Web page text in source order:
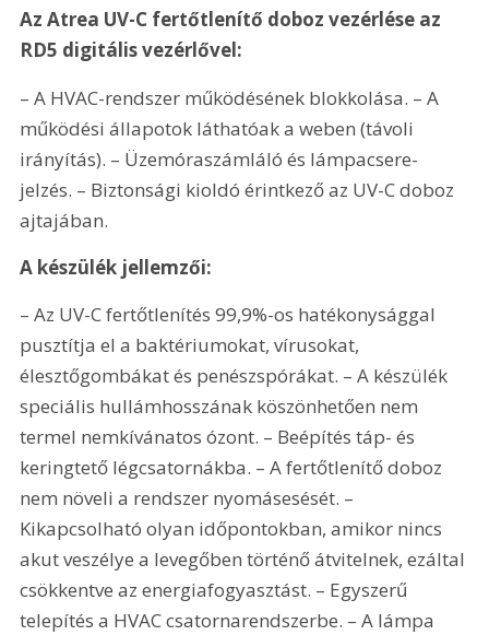
Az Atrea UV-C fertőtlenítő doboz vezérlése az
RD5 digitális vezérlővel:
– A HVAC-rendszer működésének blokkolása. – A
működési állapotok láthatóak a weben (távoli
irányítás). – Üzemóraszámláló és lámpacsere-
jelzés. – Biztonsági kioldó érintkező az UV-C doboz
ajtajában.
A készülék jellemzői:
– Az UV-C fertőtlenítés 99,9%-os hatékonysággal
pusztítja el a baktériumokat, vírusokat,
élesztőgombákat és penészspórákat. – A készülék
speciális hullámhosszának köszönhetően nem
termel nemkívánatos ózont. – Beépítés táp- és
keringtető légcsatornákba. – A fertőtlenítő doboz
nem növeli a rendszer nyomásesését. –
Kikapcsolható olyan időpontokban, amikor nincs
akut veszélye a levegőben történő átvitelnek, ezáltal
csökkentve az energiafogyasztást. – Egyszerű
telepítés a HVAC csatornarendszerbe. – A lámpa